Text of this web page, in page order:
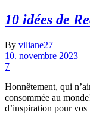
10 idées de
By viliane27
10. novembre 2023
7
Honnêtement, qui
consommée au
d’inspiration pour